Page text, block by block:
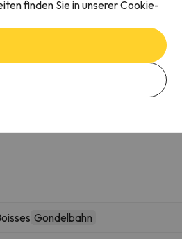
Gondelbahn
finden Sie in unsererCookie-